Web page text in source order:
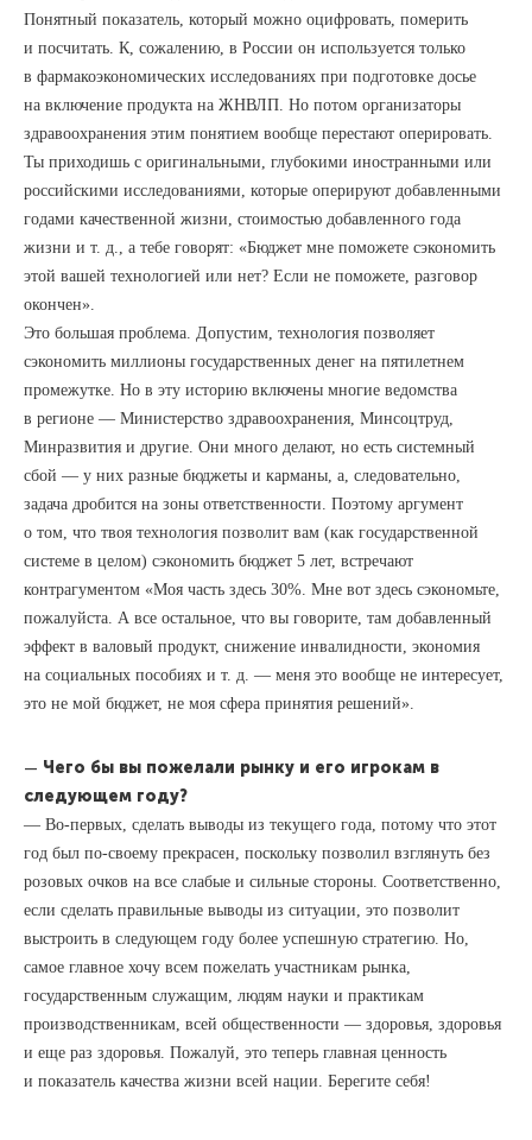
Понятный показатель, который можно оцифровать, померить
и посчитать. К, сожалению, в России он используется только
в фармакоэкономических исследованиях при подготовке досье
на включение продукта на ЖНВЛП. Но потом организаторы
здравоохранения этим понятием вообще перестают оперировать.
Ты приходишь с оригинальными, глубокими иностранными или
российскими исследованиями, которые оперируют добавленными
годами качественной жизни, стоимостью добавленного года
жизни и т. д., а тебе говорят: «Бюджет мне поможете сэкономить
этой вашей технологией или нет? Если не поможете, разговор
окончен».
Это большая проблема. Допустим, технология позволяет
сэкономить миллионы государственных денег на пятилетнем
промежутке. Но в эту историю включены многие ведомства
в регионе — Министерство здравоохранения, Минсоцтруд,
Минразвития и другие. Они много делают, но есть системный
сбой — у них разные бюджеты и карманы, а, следовательно,
задача дробится на зоны ответственности. Поэтому аргумент
о том, что твоя технология позволит вам (как государственной
системе в целом) сэкономить бюджет 5 лет, встречают
контрагументом «Моя часть здесь 30%. Мне вот здесь сэкономьте,
пожалуйста. А все остальное, что вы говорите, там добавленный
эффект в валовый продукт, снижение инвалидности, экономия
на социальных пособиях и т. д. — меня это вообще не интересует,
это не мой бюджет, не моя сфера принятия решений».
— Чего бы вы пожелали рынку и его игрокам в
следующем году?
— Во-первых, сделать выводы из текущего года, потому что этот
год был по-своему прекрасен, поскольку позволил взглянуть без
розовых очков на все слабые и сильные стороны. Соответственно,
если сделать правильные выводы из ситуации, это позволит
выстроить в следующем году более успешную стратегию. Но,
самое главное хочу всем пожелать участникам рынка,
государственным служащим, людям науки и практикам
производственникам, всей общественности — здоровья, здоровья
и еще раз здоровья. Пожалуй, это теперь главная ценность
и показатель качества жизни всей нации. Берегите себя!